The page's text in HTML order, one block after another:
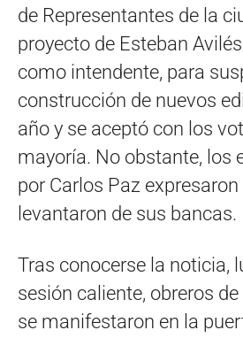
de Representantes de la
proyecto de Esteban
como intendente, para
construcción de nuevos
año y se aceptó con los
mayoría. No obstante, los
por Carlos Paz
levantaron de sus bancas.
Tras conocerse la noticia,
sesión caliente, obreros
se manifestaron en la